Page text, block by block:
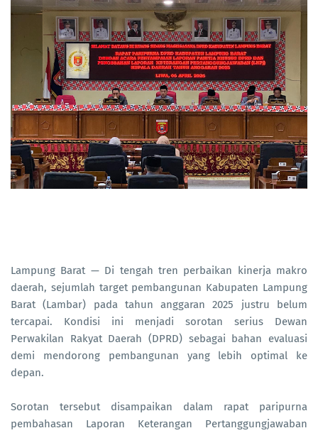
Lampung Barat — Di tengah tren perbaikan kinerja makro
daerah, sejumlah target pembangunan Kabupaten Lampung
Barat (Lambar) pada tahun anggaran 2025 justru belum
tercapai. Kondisi ini menjadi sorotan serius Dewan
Perwakilan Rakyat Daerah (DPRD) sebagai bahan evaluasi
demi mendorong pembangunan yang lebih optimal ke
depan.
Sorotan tersebut disampaikan dalam rapat paripurna
pembahasan Laporan Keterangan Pertanggungjawaban